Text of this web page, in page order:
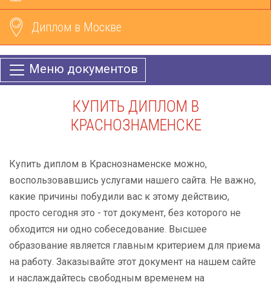
Диплом в Москве
Меню документов
КУПИТЬ ДИПЛОМ В
КРАСНОЗНАМЕНСКЕ
Купить диплом в Краснознаменске можно,
воспользовавшись услугами нашего сайта. Не важно,
какие причины побудили вас к этому действию,
просто сегодня это - тот документ, без которого не
обходится ни одно собеседование. Высшее
образование является главным критерием для приема
на работу. Заказывайте этот документ на нашем сайте
и наслаждайтесь свободным временем на